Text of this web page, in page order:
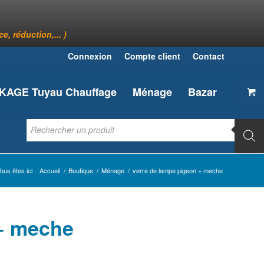
réduction,... )
Connexion
Compte client Contact
Tuyau Chauffage Ménage Bazar
êtes ici : Accueil / Boutique / Ménage / verre de lampe pigeon + meche
meche